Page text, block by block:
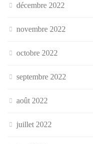
décembre 2022
novembre 2022
octobre 2022
septembre 2022
août 2022
juillet 2022